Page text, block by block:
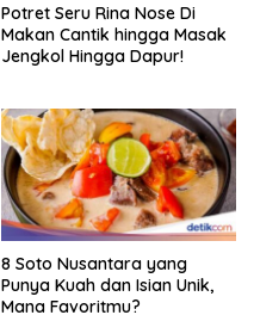
Potret Seru Rina Nose Di
Makan Cantik hingga Masak
Jengkol Hingga Dapur!
8 Soto Nusantara yang
Punya Kuah dan Isian Unik,
Mana Favoritmu?